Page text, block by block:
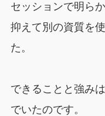
セッションで明ら
抑えて別の資質を
た。
できることと強み
でいたのです。